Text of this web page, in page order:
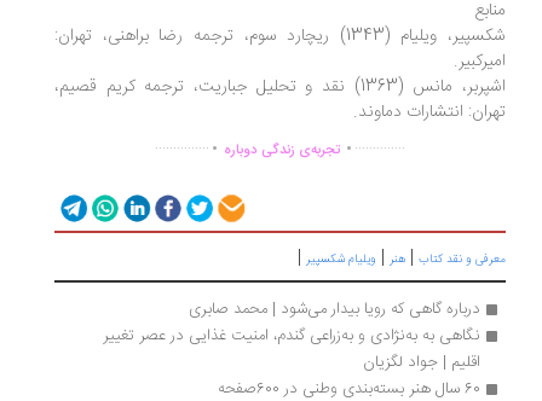
شکسپیر، ویلیام (1343) ریچارد سوم، ترجمه رضا براهنی، تهران:
اشپربر، مانس (1363) نقد و تحلیل جباریت، ترجمه کریم قصیم،
انتشارات دماوند.
............... .تجربه‌ی زندگی دوباره ...............
و نقد کتاب|هنر|ویلیام شکسپیر|
درباره گاهی که رویا بیدار می‌شود | محمد صابری
نگاهی به به‌نژادی و به‌زراعی گندم، امنیت غذایی در عصر تغییر
اقلیم | جواد لگزیان